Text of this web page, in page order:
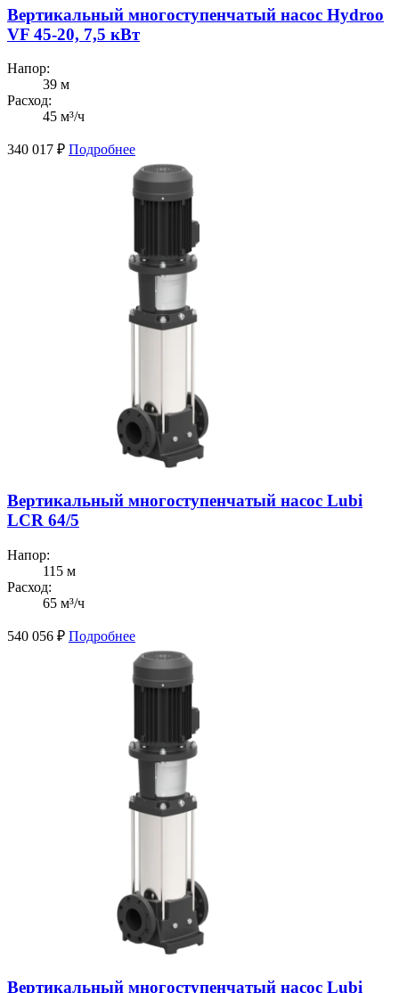
Вертикальный многоступенчатый насос Hydroo
VF 45-20, 7,5 кВт
Напор:
39 м
Расход:
45 м³/ч
340 017 ₽ Подробнее
Вертикальный многоступенчатый насос Lubi
LCR 64/5
Напор:
115 м
Расход:
65 м³/ч
540 056 ₽ Подробнее
Вертикальный многоступенчатый насос Lubi